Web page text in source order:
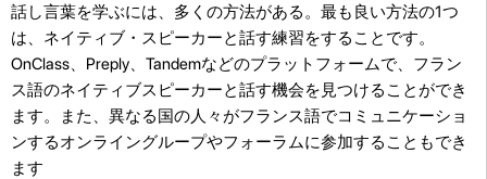
話し言葉を学ぶには、多くの方法がある。最も良い方法の1つ
は、ネイティブ・スピーカーと話す練習をすることです。
OnClass、Preply、Tandemなどのプラットフォームで、フラン
ス語のネイティブスピーカーと話す機会を見つけることができ
ます。また、 異なる国の人々がフランス語でコミュニケーショ
ンするオンライングループやフォーラムに参加することもでき
ます